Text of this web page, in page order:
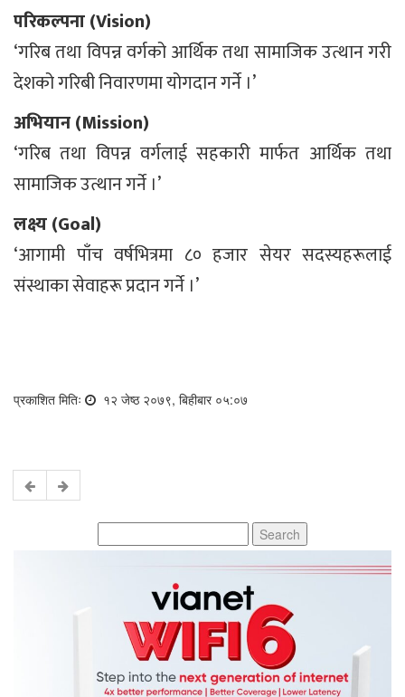
परिकल्पना (Vision)
‘गरिब तथा विपन्न वर्गको आर्थिक तथा सामाजिक उत्थान गरी
देशको गरिबी निवारणमा योगदान गर्ने ।’
अभियान (Mission)
‘गरिब तथा विपन्न वर्गलाई सहकारी मार्फत आर्थिक तथा
सामाजिक उत्थान गर्ने ।’
लक्ष्य (Goal)
‘आगामी पाँच वर्षभित्रमा ८० हजार सेयर सदस्यहरूलाई
संस्थाका सेवाहरू प्रदान गर्ने ।’
प्रकाशित मितिः १२ जेष्ठ २०७९, बिहीबार ०५:०७
for: